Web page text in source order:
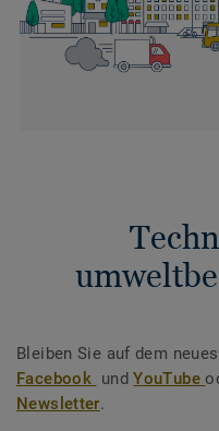
Bleiben Sie auf dem
Facebook undYouTube
Newsletter.